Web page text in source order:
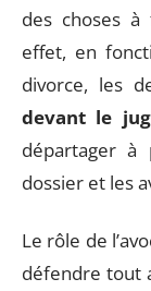
des choses
effet, en
divorce, les
devant le
départager
dossier et les
Le rôle de
défendre tout